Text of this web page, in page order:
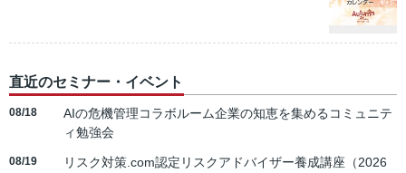
直近のセミナー・イベント
08/18
AIの危機管理コラボルーム企業の知恵を集めるコミュニテ
ィ勉強会
08/19
リスク対策.com認定リスクアドバイザー養成講座（2026